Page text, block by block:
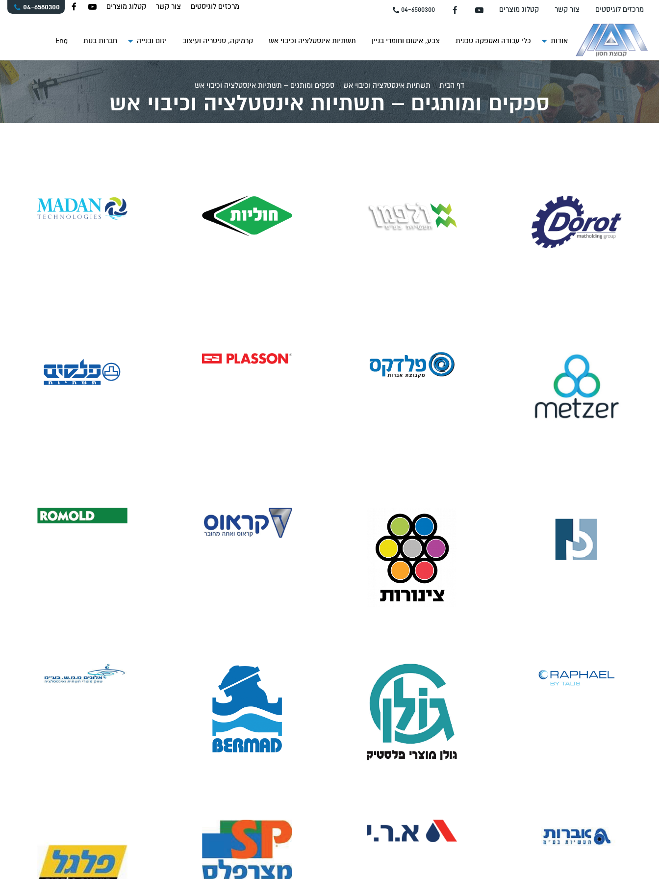
העמוד
מרכזים לוגיסטים צור קשר קטלוג מוצרים 04-6580300 מרכזים לוגיסטים צור קשר קטלוג מוצרים 04-6580300
אודות כלי עבודה ואספקה טכנית צבע, איטום וחומרי בניין תשתיות אינסטלציה וכיבוי אש קרמיקה, סניטריה ועיצוב יזום ובנייה חברות בנות Eng
דף הבית \\ תשתיות אינסטלציה וכיבוי אש \\ ספקים ומותגים – תשתיות אינסטלציה וכיבוי אש
ספקים ומותגים – תשתיות אינסטלציה וכיבוי אש